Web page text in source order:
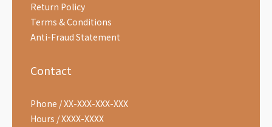
Return Policy
Terms & Conditions
Anti-Fraud Statement
Contact
Phone / XX-XXX-XXX-XXX
Hours / XXXX-XXXX